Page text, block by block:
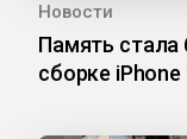
Новости
Память
сборке iPhone